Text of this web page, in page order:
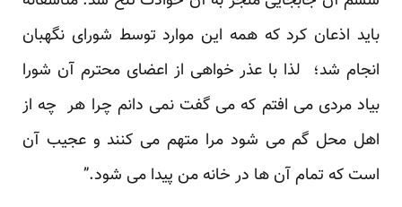
باید اذعان کرد که همه این موارد توسط شورای نگهبان
انجام شد؛ لذا با عذر خواهی از اعضای محترم آن شورا
بیاد مردی می افتم که می گفت نمی دانم چرا هر چه از
اهل محل گم می شود مرا متهم می کنند و عجیب آن
است که تمام آن ها در خانه من پیدا می شود.”